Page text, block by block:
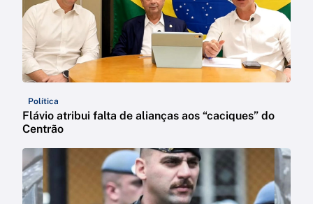
Política
Flávio atribui falta de alianças aos “caciques” do
Centrão